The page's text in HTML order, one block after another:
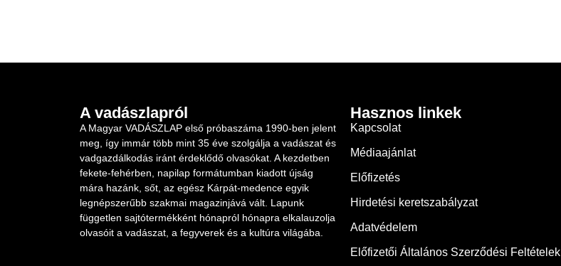
A vadászlapról
A Magyar VADÁSZLAP első próbaszáma 1990-ben jelent
meg, így immár több mint 35 éve szolgálja a vadászat és
vadgazdálkodás iránt érdeklődő olvasókat. A kezdetben
fekete-fehérben, napilap formátumban kiadott újság
mára hazánk, sőt, az egész Kárpát-medence egyik
legnépszerűbb szakmai magazinjává vált. Lapunk
független sajtótermékként hónapról hónapra elkalauzolja
olvasóit a vadászat, a fegyverek és a kultúra világába.
Hasznos linkek
Kapcsolat
Médiaajánlat
Előfizetés
Hirdetési keretszabályzat
Adatvédelem
Előfizetői Általános Szerződési Feltételek